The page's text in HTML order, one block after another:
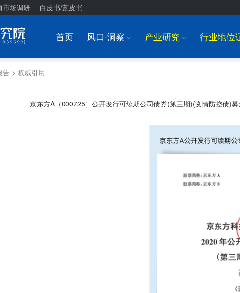
市场调研 白皮书/蓝皮书
首页 风口·洞察 I 产业研究 I 行业地位
告 > 权威引用
京东方A（000725）公开发行可续期公司债券(第三期)(疫情防控债)募